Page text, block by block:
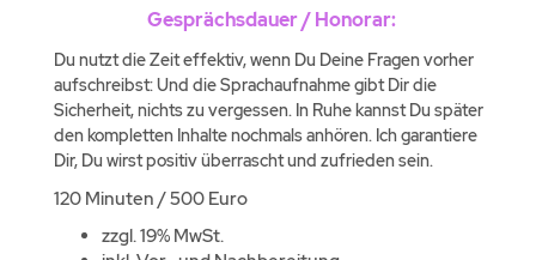
Gesprächsdauer / Honorar:
Du nutzt die Zeit effektiv, wenn Du Deine Fragen vorher
aufschreibst: Und die Sprachaufnahme gibt Dir die
Sicherheit, nichts zu vergessen. In Ruhe kannst Du später
den kompletten Inhalte nochmals anhören. Ich garantiere
Dir, Du wirst positiv überrascht und zufrieden sein.
120 Minuten / 500 Euro
zzgl. 19% MwSt.